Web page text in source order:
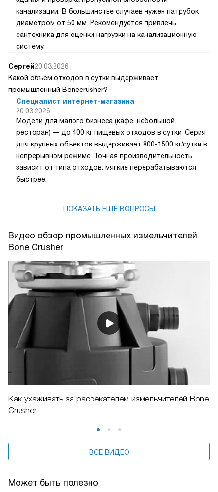
канализации. В большинстве случаев нужен патрубок
диаметром от 50 мм. Рекомендуется привлечь
сантехника для оценки нагрузки на канализационную
систему.
Сергей20.03.2026
Какой объём отходов в сутки выдерживает
промышленный Bonecrusher?
Специалист интернет-магазина
20.03.2026
Модели для малого бизнеса (кафе, небольшой
ресторан) — до 400 кг пищевых отходов в сутки. Серия
для крупных объектов выдерживает 800-1500 кг/сутки в
непрерывном режиме. Точная производительность
зависит от типа отходов: мягкие перерабатываются
быстрее.
ПОКАЗАТЬ ЕЩЁ ВОПРОСЫ
Видео обзор промышленных измельчителей
Bone Crusher
Как ухаживать за рассекателем измельчителей Bone
Crusher
ВСЕ ВИДЕО
Может быть полезно